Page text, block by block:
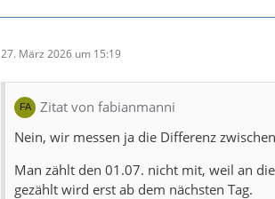
27. März 2026 um 15:19
Zitat von fabianmanni
Nein, wir messen ja die Differenz
Man zählt den 01.07. nicht mit, weil an
gezählt wird erst ab dem nächsten Tag.